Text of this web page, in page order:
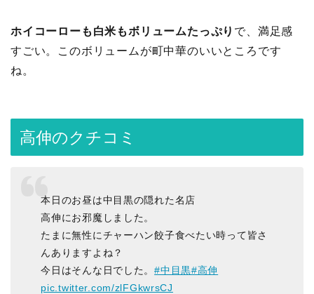
ホイコーローも白米もボリュームたっぷり で、満足感
すごい。このボリュームが町中華のいいところです
ね。
高伸のクチコミ
本日のお昼は中目黒の隠れた名店
高伸にお邪魔しました。
たまに無性にチャーハン餃子食べたい時って皆さ
んありますよね？
今日はそんな日でした。#中目黒#高伸
pic.twitter.com/zlFGkwrsCJ